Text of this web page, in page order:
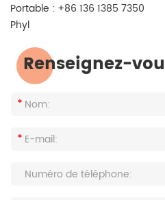
Portable : +86 136 1385 7350
Phyl
Renseignez-